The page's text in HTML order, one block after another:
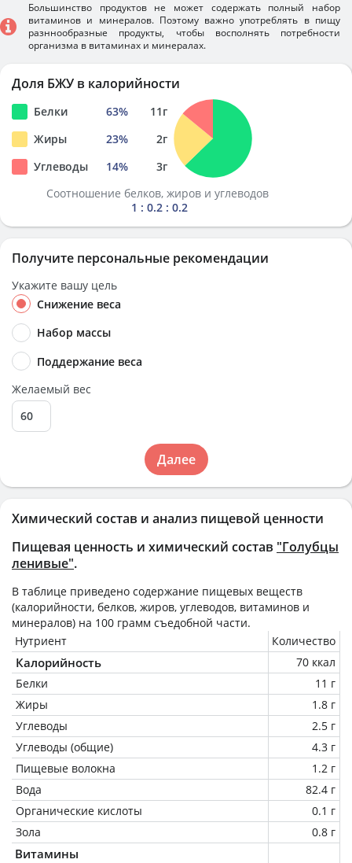
Химический состав и анализ пищевой ценности
Пищевая ценность и химический состав "Голубцы
ленивые".
В таблице приведено содержание пищевых веществ
(калорийности, белков, жиров, углеводов, витаминов и
минералов) на 100 грамм съедобной части.
Нутриент
Количество
Калорийность
70 ккал
Белки
11 г
Жиры
1.8 г
Углеводы
2.5 г
Углеводы (общие)
4.3 г
Пищевые волокна
1.2 г
Вода
82.4 г
Органические кислоты
0.1 г
Зола
0.8 г
Витамины
Большинство продуктов не может содержать полный набор
витаминов и минералов. Поэтому важно употреблять в пищу
разннообразные продукты, чтобы восполнять потребности
организма в витаминах и минералах.
Доля БЖУ в калорийности
Белки 63% 11г
Жиры
23% 2г
Углеводы
14% 3г
Соотношение белков, жиров и углеводов
1 : 0.2 : 0.2
Получите персональные рекомендации
Укажите вашу цель
Снижение веса
Набор массы
Поддержание веса
Желаемый вес
Далее